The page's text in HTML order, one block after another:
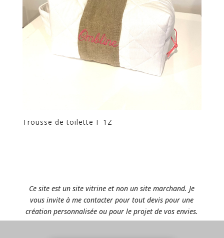
Trousse de toilette F 1Z
Ce site est un site vitrine et non un site marchand. Je
vous invite à me contacter pour tout devis pour une
création personnalisée ou pour le projet de vos envies.